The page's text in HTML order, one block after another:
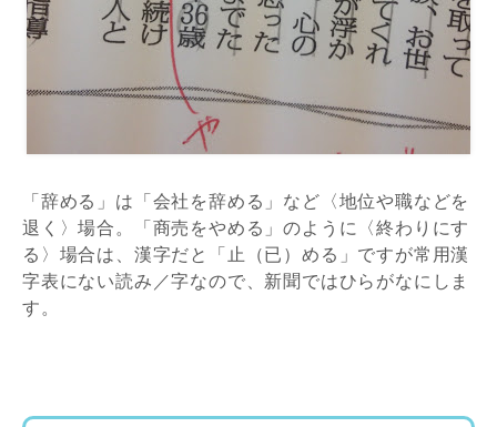
「辞める」は「会社を辞める」など〈地位や職などを
退く〉場合。「商売をやめる」のように〈終わりにす
る〉場合は、漢字だと「止（已）める」ですが常用漢
字表にない読み／字なので、新聞ではひらがなにしま
す。